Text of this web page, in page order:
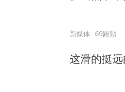
新媒体 69跟贴
这滑的挺